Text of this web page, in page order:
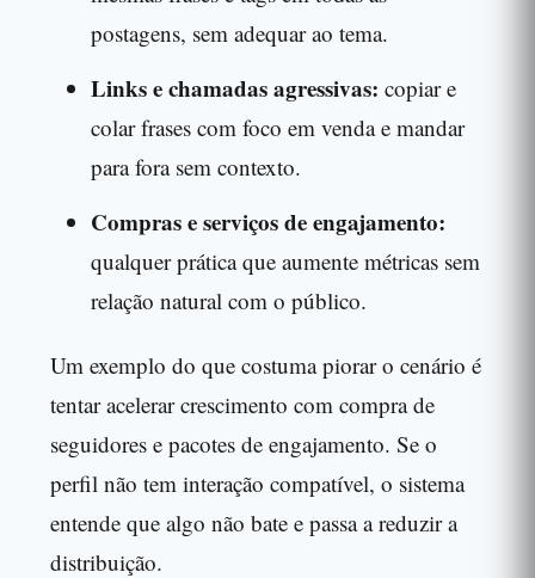
postagens, sem adequar ao tema.
Links e chamadas agressivas: copiar e
colar frases com foco em venda e mandar
para fora sem contexto.
Compras e serviços de engajamento:
qualquer prática que aumente métricas sem
relação natural com o público.
Um exemplo do que costuma piorar o cenário é
tentar acelerar crescimento com compra de
seguidores e pacotes de engajamento. Se o
perfil não tem interação compatível, o sistema
entende que algo não bate e passa a reduzir a
distribuição.